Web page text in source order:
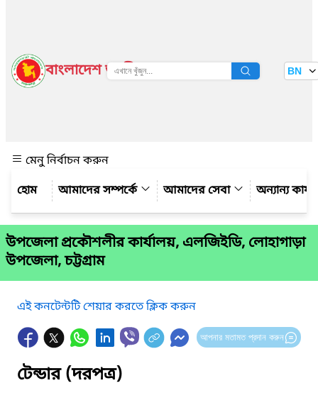
বাংলাদেশ জাতীয় তথ্য বাতায়ন BN
মেনু নির্বাচন করুন
আমাদের সম্পর্কে
আমাদের সেবা অন্যান্য
উপজেলা প্রকৌশলীর কার্যালয়, এলজিইডি, লোহাগাড়া
উপজেলা, চট্টগ্রাম
এই কনটেন্টটি শেয়ার করতে ক্লিক করুন
আপনার মতামত প্রদান করুন
টেন্ডার (দরপত্র)